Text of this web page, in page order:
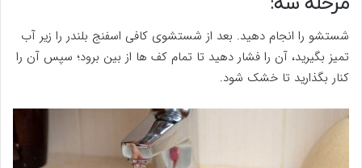
شستشو را انجام دهید. بعد از شستشوی کافی اسفنج بلندر را زیر آب
تمیز بگیرید، آن را فشار دهید تا تمام کف ها از بین برود؛ سپس آن را
کنار بگذارید تا خشک شود.